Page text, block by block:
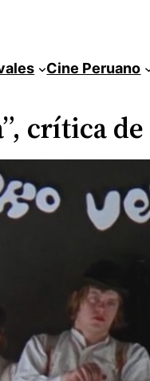
Cine Peruano
crítica